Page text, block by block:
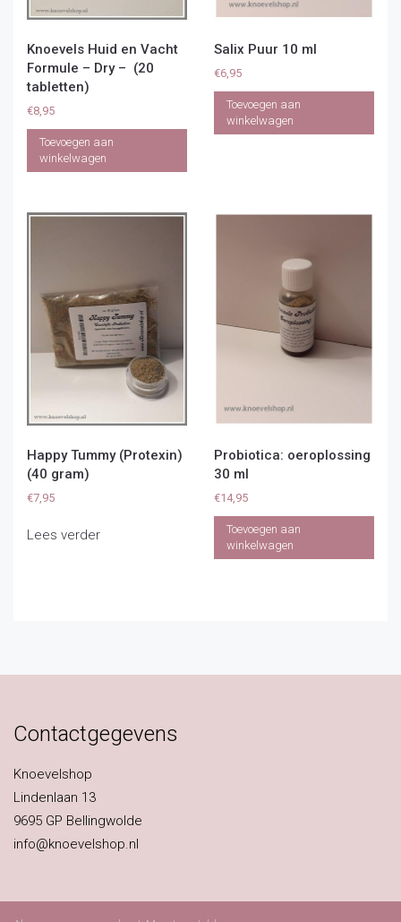
Knoevels Huid en Vacht
Formule – Dry – (20
tabletten)
€8,95
Toevoegen aan
winkelwagen
Salix Puur 10 ml
€6,95
Toevoegen aan
winkelwagen
Happy Tummy (Protexin)
(40 gram)
€7,95
Lees verder
Probiotica: oeroplossing
30 ml
€14,95
Toevoegen aan
winkelwagen
Contactgegevens
Knoevelshop
Lindenlaan 13
9695 GP Bellingwolde
info@knoevelshop.nl